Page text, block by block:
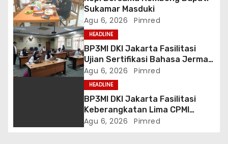
s
Sukamar Masduki
Agu 6, 2026 Pimred
HEADLINE
BP3MI DKI Jakarta Fasilitasi
Ujian Sertifikasi Bahasa Jerman
Level A2 bagi Peserta G to G
Jerman Batch VII
Agu 6, 2026 Pimred
HEADLINE
BP3MI DKI Jakarta Fasilitasi
Keberangkatan Lima CPMI
Skema SP2T Menuju Taiwan
Agu 6, 2026 Pimred